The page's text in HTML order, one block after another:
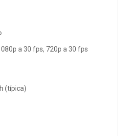
a 30 fps, 720p a 30 fps
(típica)